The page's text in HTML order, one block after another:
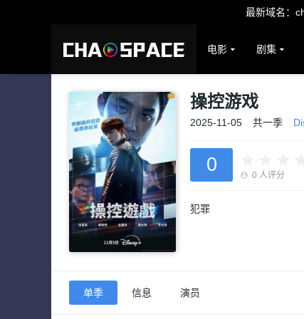
最新域名：
电影 剧集
操控游戏
2025-11-05 共一季
0 0 人评分
犯罪
单季 信息 演员